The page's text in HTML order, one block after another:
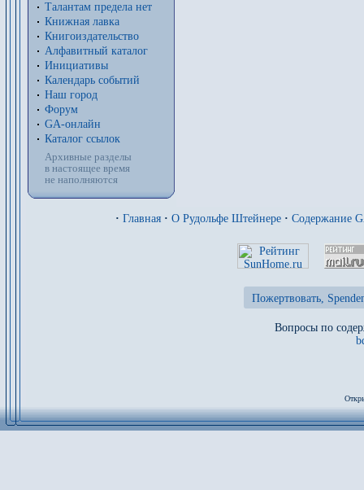
Талантам предела нет
Книжная лавка
Книгоиздательство
Алфавитный каталог
Инициативы
Календарь событий
Наш город
Форум
GA-онлайн
Каталог ссылок
Архивные разделы
в настоящее время
не наполняются
· Главная · О Рудольфе Штейнере · Содержание
Пожертвовать,
Вопросы по